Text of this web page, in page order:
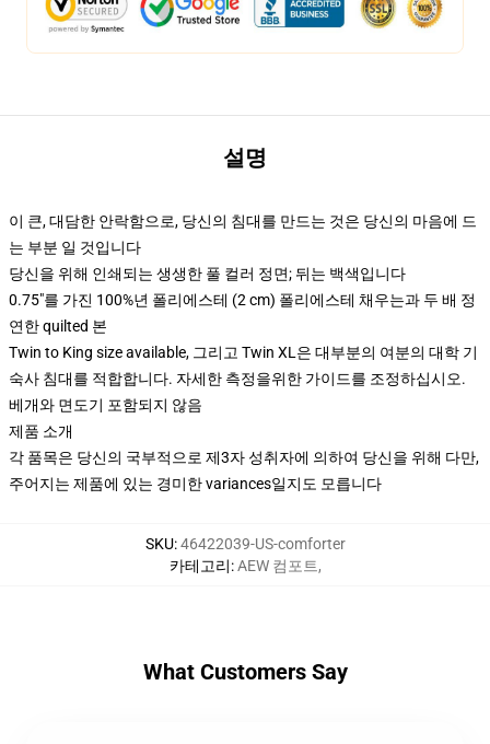
설명
이 큰, 대담한 안락함으로, 당신의 침대를 만드는 것은 당신의 마음에 드
는 부분 일 것입니다
당신을 위해 인쇄되는 생생한 풀 컬러 정면; 뒤는 백색입니다
0.75"를 가진 100%년 폴리에스테 (2 cm) 폴리에스테 채우는과 두 배 정
연한 quilted 본
Twin to King size available, 그리고 Twin XL은 대부분의 여분의 대학 기
숙사 침대를 적합합니다. 자세한 측정을위한 가이드를 조정하십시오.
베개와 면도기 포함되지 않음
제품 소개
각 품목은 당신의 국부적으로 제3자 성취자에 의하여 당신을 위해 다만,
주어지는 제품에 있는 경미한 variances일지도 모릅니다
SKU:46422039-US-comforter
카테고리:AEW 컴포트,
What Customers Say